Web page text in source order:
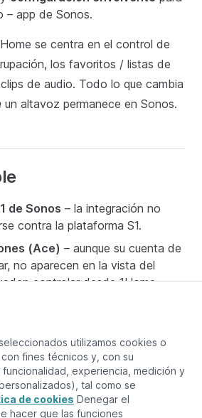
– app de Sonos.
se centra en el control de
los favoritos / listas de
de audio. Todo lo que cambia
un altavoz permanece en Sonos.
de Sonos – la integración no
contra la plataforma S1.
(Ace) – aunque su cuenta de
no aparecen en la vista del
controlar desde 1Home.
29, 2026
utilizamos cookies o
fines técnicos y, con su
experiencia, medición y
tal como se
de cookies Denegar el
hacer que las funciones